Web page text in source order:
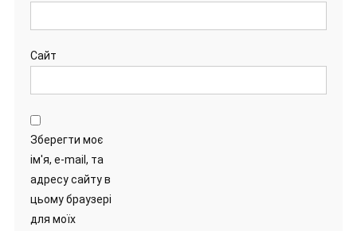
Сайт
Зберегти моє
ім'я, e-mail, та
адресу сайту в
цьому браузері
для моїх